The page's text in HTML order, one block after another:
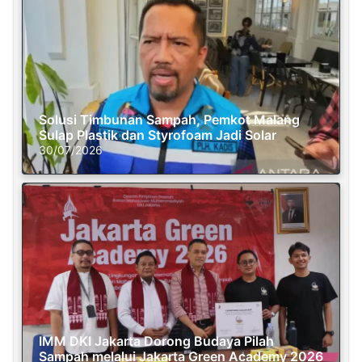
Solusi Timbunan Sampah, Pemkot Malang
Sulap Plastik dan Styrofoam Jadi Solar
30/07/2026
IMM DKI Jakarta Dorong Budaya Pilah
Sampah melalui Jakarta Green Academy 2026